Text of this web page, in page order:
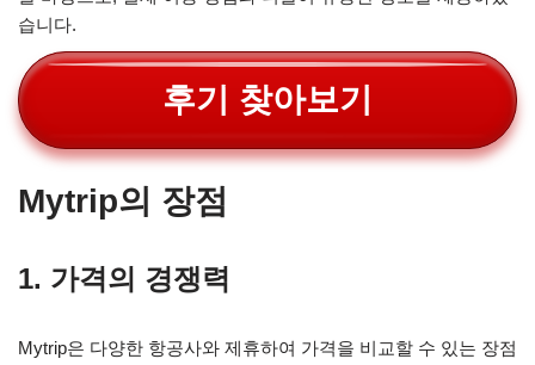
습니다.
후기 찾아보기
Mytrip의 장점
1. 가격의 경쟁력
Mytrip은 다양한 항공사와 제휴하여 가격을 비교할 수 있는 장점